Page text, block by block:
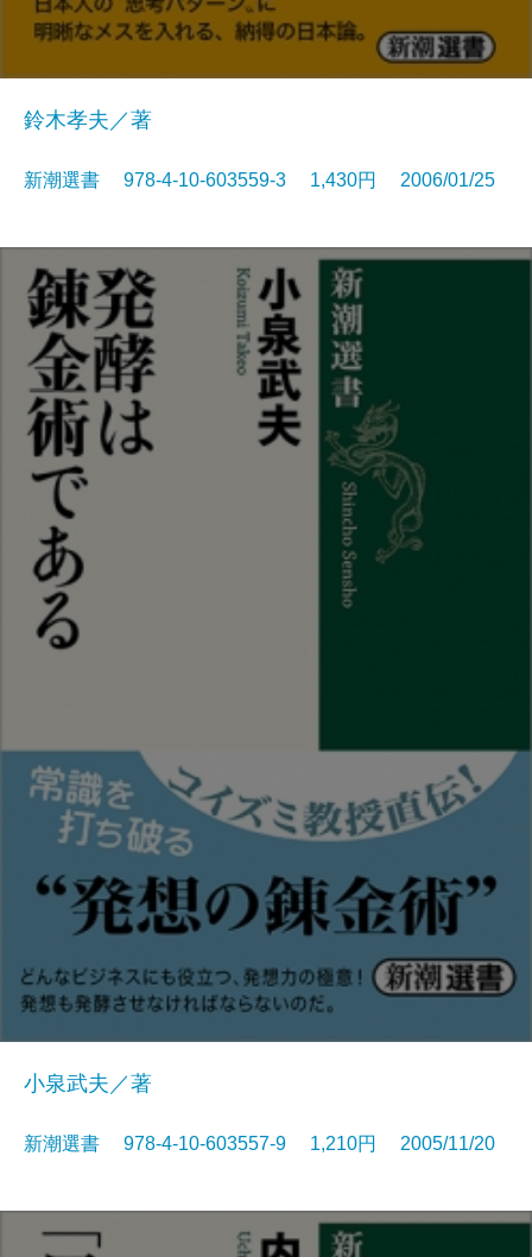
鈴木孝夫／著
新潮選書 978-4-10-603559-3 1,430円 2006/01/25
小泉武夫／著
新潮選書 978-4-10-603557-9 1,210円 2005/11/20